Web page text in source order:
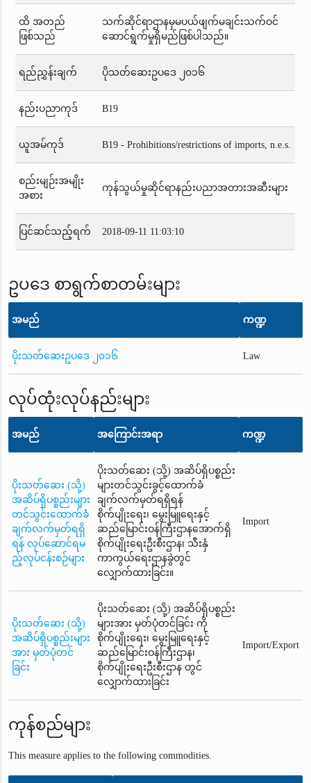
ထိ အတည်
ဖြစ်သည်
သက်ဆိုင်ရာဌာနမှမပယ်ဖျက်မချင်းသက်ဝင်
ဆောင်ရွက်မှုရှိမည်ဖြစ်ပါသည်။
ရည်ညွှန်းချက် ပိုသတ်ဆေးဥပဒေ ၂၀၁၆
နည်းပညာကုဒ် B19
ယူအမ်ကုဒ် B19 - Prohibitions/restrictions of imports, n.e.s.
စည်းမျဉ်းအမျိုး
အစား
ကုန်သွယ်မှုဆိုင်ရာနည်းပညာအတားအဆီးများ
ပြင်ဆင်သည့်ရက် 2018-09-11 11:03:10
ဥပဒေ စာရွက်စာတမ်းများ
အမည် ကဏ္ဍ
ပိုးသတ်ဆေးဥပဒေ ၂၀၁၆ Law
လုပ်ထုံးလုပ်နည်းများ
အမည် အကြောင်းအရာ ကဏ္ဍ
ပိုးသတ်ဆေး (သို့)
အဆိပ်ရှိပစ္စည်းများ
တင်သွင်းထောက်ခံ
ချက်လက်မှတ်ရရှိ
ရန် လုပ်ဆောင်ရမ
ည့်လုပ်ငန်းစဉ်များ
ပိုးသတ်ဆေး (သို့) အဆိပ်ရှိပစ္စည်း
များတင်သွင်းခွင့်ထောက်ခံ
ချက်လက်မှတ်ရရှိရန်
စိုက်ပျိုးရေး၊ မွေးမြူရေးနှင့်
ဆည်မြောင်းဝန်ကြီးဌာနအောက်ရှိ
စိုက်ပျိုးရေးဦးစီးဌာန၊ သီးနှံ
ကာကွယ်ရေးဌာနခွဲတွင်
လျှောက်ထားခြင်း။
Import
ပိုးသတ်ဆေး (သို့)
အဆိပ်ရှိပစ္စည်းများ
အား မှတ်ပုံတင်
ခြင်း
ပိုးသတ်ဆေး (သို့) အဆိပ်ရှိပစ္စည်း
များအား မှတ်ပုံတင်ခြင်း ကို
စိုက်ပျိုးရေး၊ မွေးမြူရေးနှင့်
ဆည်မြောင်းဝန်ကြီးဌာန၊
စိုက်ပျိုးရေးဦးစီးဌာန တွင်
လျှောက်ထားခြင်း
Import/Export
ကုန်စည်များ
This measure applies to the following commodities.